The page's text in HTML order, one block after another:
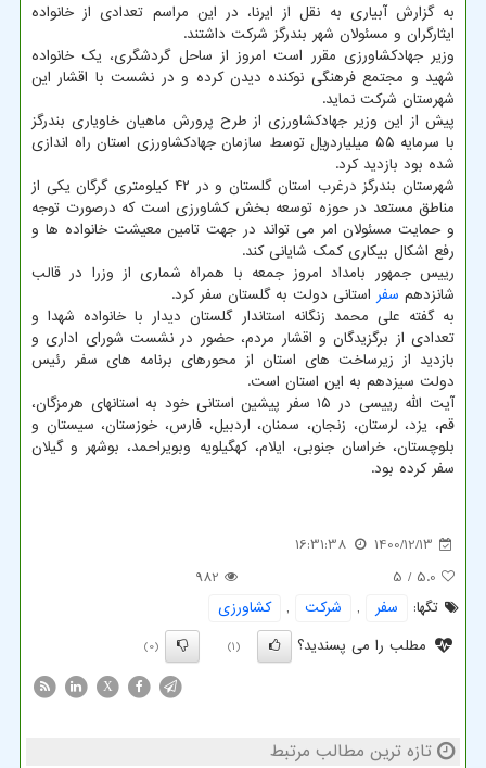
به گزارش آبیاری به نقل از ایرنا، در این مراسم تعدادی از خانواده
ایثارگران و مسئولان شهر بندرگز شرکت داشتند.
وزیر جهادکشاورزی مقرر است امروز از ساحل گردشگری، یک خانواده
شهید و مجتمع فرهنگی نوکنده دیدن کرده و در نشست با اقشار این
شهرستان شرکت نماید.
پیش از این وزیر جهادکشاورزی از طرح پرورش ماهیان خاویاری بندرگز
با سرمایه ۵۵ میلیاردریال توسط سازمان جهادکشاورزی استان راه اندازی
شده بود بازدید کرد.
شهرستان بندرگز درغرب استان گلستان و در ۴۲ کیلومتری گرگان یکی از
مناطق مستعد در حوزه توسعه بخش کشاورزی است که درصورت توجه
و حمایت مسئولان امر می تواند در جهت تامین معیشت خانواده ها و
رفع اشکال بیکاری کمک شایانی کند.
رییس جمهور بامداد امروز جمعه با همراه شماری از وزرا در قالب
شانزدهم سفر استانی دولت به گلستان سفر کرد.
به گفته علی محمد زنگانه استاندار گلستان دیدار با خانواده شهدا و
تعدادی از برگزیدگان و اقشار مردم، حضور در نشست شورای اداری و
بازدید از زیرساخت های استان از محورهای برنامه های سفر رئیس
دولت سیزدهم به این استان است.
آیت الله رییسی در ۱۵ سفر پیشین استانی خود به استانهای هرمزگان،
قم، یزد، لرستان، زنجان، سمنان، اردبیل، فارس، خوزستان، سیستان و
بلوچستان، خراسان جنوبی، ایلام، کهگیلویه وبویراحمد، بوشهر و گیلان
سفر کرده بود.
1400/12/13
16:31:38
5.0
/ 5
982
تگها:
سفر , شركت ,
كشاورزی
مطلب را می پسندید؟
(1)
(0)
X
تازه ترین مطالب مرتبط